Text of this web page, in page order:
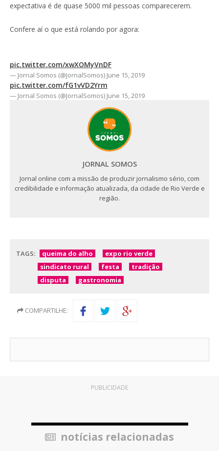
expectativa é de quase 5000 mil pessoas comparecerem.
Confere aí o que está rolando por agora:
pic.twitter.com/xwXOMyVnDF
— Jornal Somos (@JornalSomos) June 15, 2019
pic.twitter.com/fG1vVD2Yrm
— Jornal Somos (@JornalSomos) June 15, 2019
JORNAL SOMOS
Jornal online com a missão de produzir jornalismo sério, com
credibilidade e informação atualizada, da cidade de Rio Verde e
região.
TAGS: queima do alho
expo rio verde
sindicato rural
festa
tradição
disputa
gastronomia
COMPARTILHE:
PUBLICIDADE
notícias relacionadas